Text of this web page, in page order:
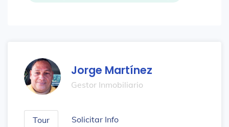
Jorge Martínez
Gestor Inmobiliario
Tour Solicitar Info